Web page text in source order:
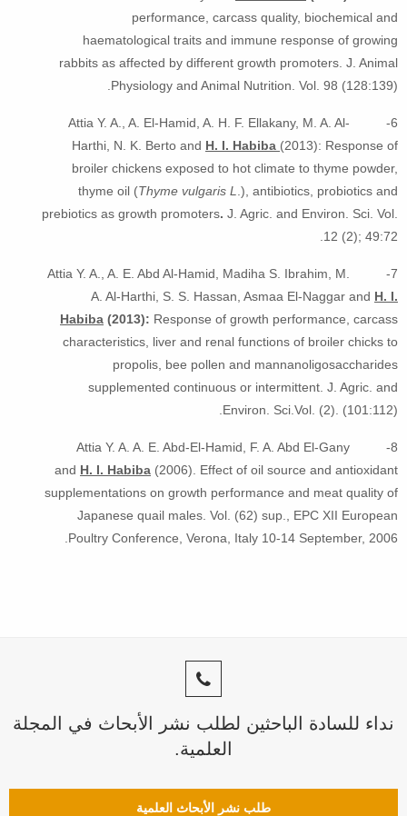
performance, carcass quality, biochemical and
haematological traits and immune response of growing
rabbits as affected by different growth promoters. J. Animal
Physiology and Animal Nutrition. Vol. 98 (128:139).
6- Attia Y. A., A. El-Hamid, A. H. F. Ellakany, M. A. Al-
Harthi, N. K. Berto and H. I. Habiba (2013): Response of
broiler chickens exposed to hot climate to thyme powder,
thyme oil (Thyme vulgaris L.), antibiotics, probiotics and
prebiotics as growth promoters. J. Agric. and Environ. Sci. Vol.
12 (2); 49:72.
7- Attia Y. A., A. E. Abd Al-Hamid, Madiha S. Ibrahim, M.
A. Al-Harthi, S. S. Hassan, Asmaa El-Naggar and H. I.
Habiba (2013): Response of growth performance, carcass
characteristics, liver and renal functions of broiler chicks to
propolis, bee pollen and mannanoligosaccharides
supplemented continuous or intermittent. J. Agric. and
Environ. Sci.Vol. (2). (101:112).
8- Attia Y. A. A. E. Abd-El-Hamid, F. A. Abd El-Gany
and H. I. Habiba (2006). Effect of oil source and antioxidant
supplementations on growth performance and meat quality of
Japanese quail males. Vol. (62) sup., EPC XII European
Poultry Conference, Verona, Italy 10-14 September, 2006.
نداء للسادة الباحثين لطلب نشر الأبحاث في المجلة
العلمية.
طلب نشر الأبحاث العلمية